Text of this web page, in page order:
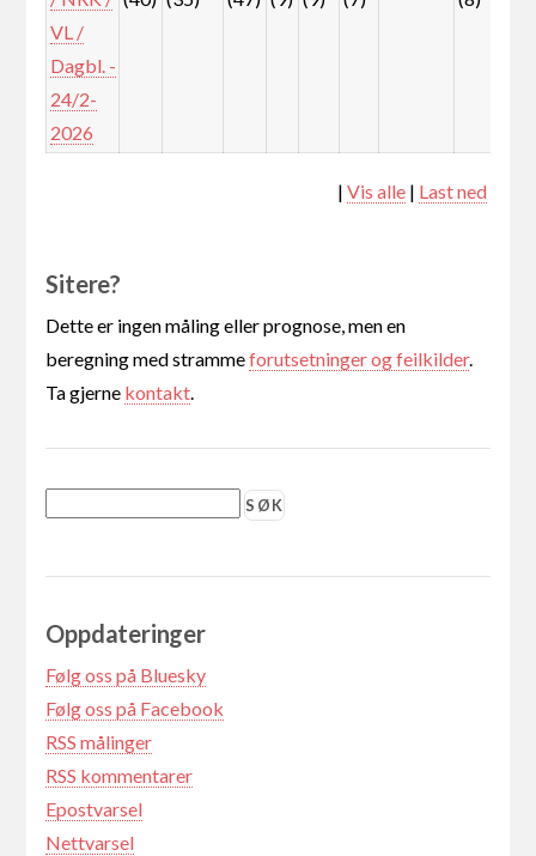
VL /
Dagbl. -
24/2-
2026
|Vis alle | Last ned
Sitere?
Dette er ingen måling eller prognose, men en
beregning med strammeforutsetninger og feilkilder.
Ta gjerne kontakt.
Oppdateringer
Følg oss på Bluesky
Følg oss på Facebook
RSS målinger
RSS kommentarer
Epostvarsel
Nettvarsel